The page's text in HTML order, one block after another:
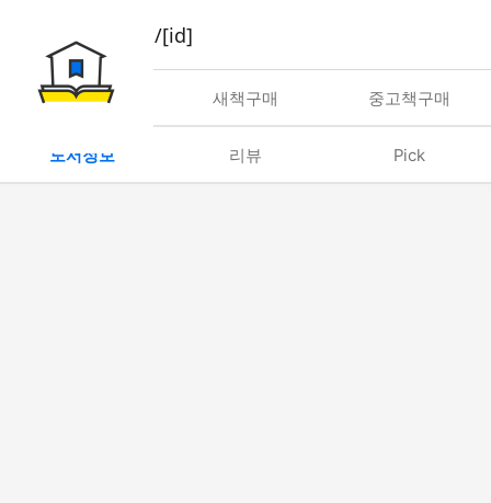
book/rent/[id]
대여 새책구매 중고책구매
도서정보 리뷰 Pick